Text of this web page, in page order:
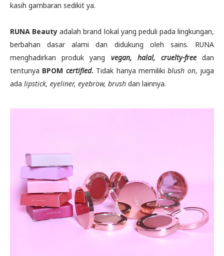
kasih gambaran sedikit ya.
RUNA Beautyadalah brand lokal yang peduli pada lingkungan,
berbahan dasar alami dan didukung oleh sains. RUNA
menghadirkan produk yang vegan, halal, cruelty-freedan
tentunya BPOM certified. Tidak hanya memilikiblush on, juga
ada lipstick, eyeliner, eyebrow, brush dan lainnya.